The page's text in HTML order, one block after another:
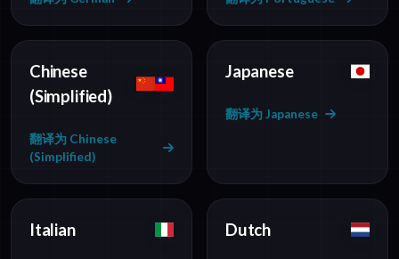
Chinese
(Simplified)
翻译为 Chinese
(Simplified)
Japanese
翻译为 Japanese
Italian Dutch